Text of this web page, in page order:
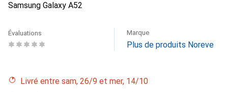
Samsung Galaxy A52
Évaluations Marque
Plus de produits Noreve
Livré entre sam, 26/9 et mer, 14/10